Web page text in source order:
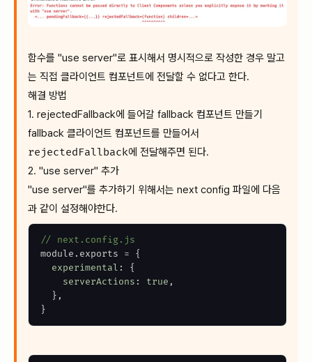
함수를 "use server"로 표시해서 명시적으로 작성한 경우 말고
는 직접 클라이언트 컴포넌트에 전달할 수 없다고 한다.
해결 방법
1. rejectedFallback에 들어갈 fallback 컴포넌트 만들기
fallback 클라이언트 컴포넌트를 만들어서
rejectedFallback에 전달해주면 된다.
2. "use server" 추가
"use server"를 추가하기 위해서는 next config 파일에 다음
과 같이 설정해야한다.
// next.config.js
module . exports =
{
experimental :
{
serverActions : true ,
} ,
}